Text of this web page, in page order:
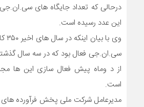
این عدد رسیده است.
وی
سی.ان.جی فعال بود که در سه سال
از د وماه پیش فعال سازی این ها
است.
مدیرعامل شرکت ملی پخش فرآورده های